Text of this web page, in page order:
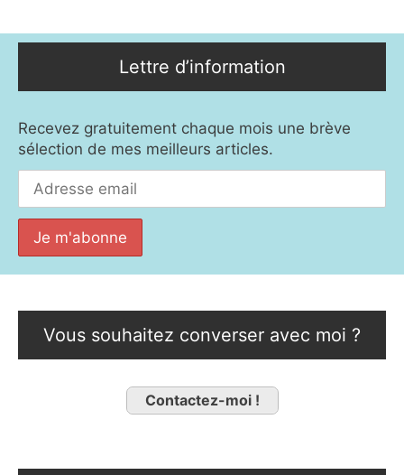
Lettre d’information
Recevez gratuitement chaque mois une brève
sélection de mes meilleurs articles.
Vous souhaitez converser avec moi ?
Contactez-moi !